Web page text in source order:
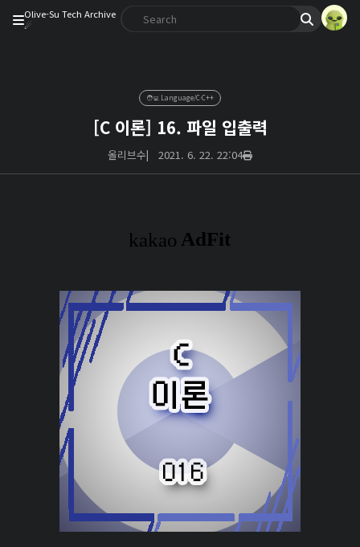
Olive-Su Tech Archive
☄︎
🧑‍💻 Language/C·C++
[C 이론] 16. 파일 입출력
올리브수| 2021. 6. 22. 22:04